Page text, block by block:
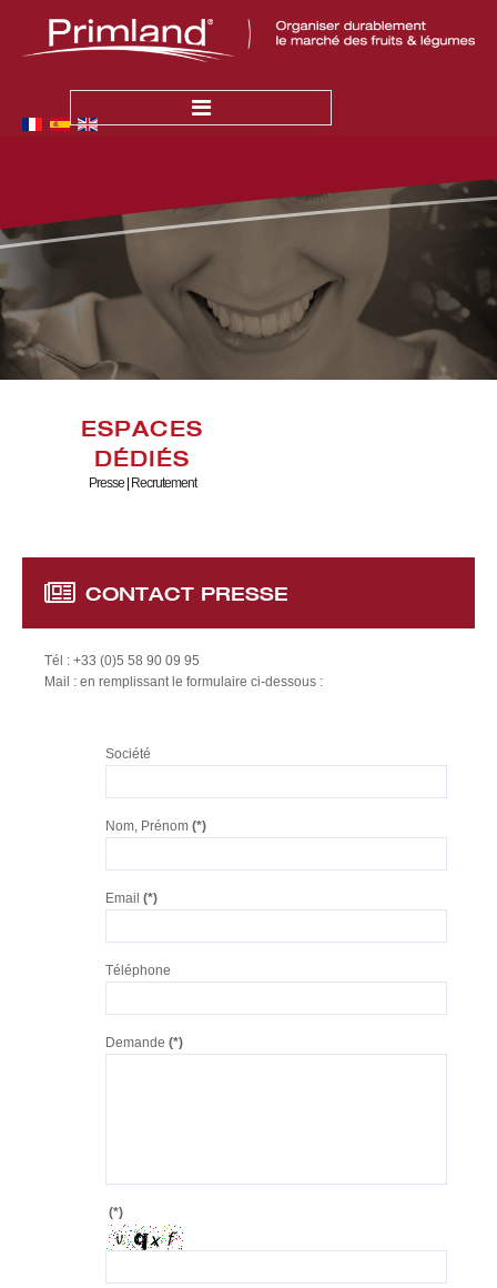
ACTUALITÉS
L'ENTREPRISE
Qui Sommes-Nous ?
Nos Valeurs
LA PRODUCTION
Primland en France
Primland à l'International
Recherche & développement
Kiwis
Baies Fruitières
CONTACT
ESPACES
DÉDIÉS
Presse| Recrutement
CONTACT PRESSE
Tél : +33 (0)5 58 90 09 95
Mail : en remplissant le formulaire ci-dessous :
Société
Nom, Prénom (*)
Email (*)
Téléphone
Demande (*)
(*)